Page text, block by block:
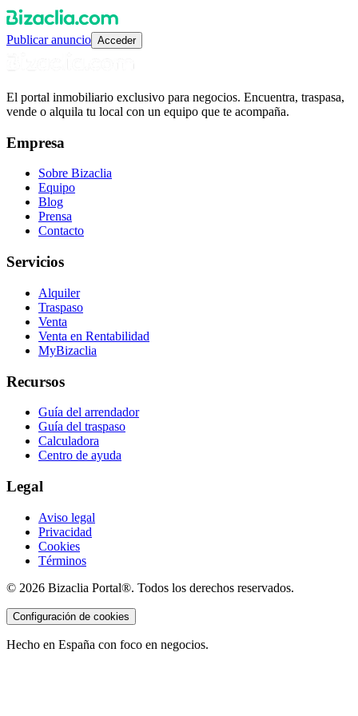
Publicar anuncio Acceder
El portal inmobiliario exclusivo para negocios. Encuentra, traspasa,
vende o alquila tu local con un equipo que te acompaña.
Empresa
Sobre Bizaclia
Equipo
Blog
Prensa
Contacto
Servicios
Alquiler
Traspaso
Venta
Venta en Rentabilidad
MyBizaclia
Recursos
Guía del arrendador
Guía del traspaso
Calculadora
Centro de ayuda
Legal
Aviso legal
Privacidad
Cookies
Términos
© 2026 Bizaclia Portal®. Todos los derechos reservados.
Configuración de cookies
Hecho en España con foco en negocios.